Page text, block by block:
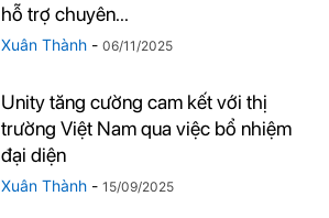
hỗ trợ chuyên...
Xuân Thành - 06/11/2025
Unity tăng cường cam kết với thị
trường Việt Nam qua việc bổ nhiệm
đại diện
Xuân Thành - 15/09/2025